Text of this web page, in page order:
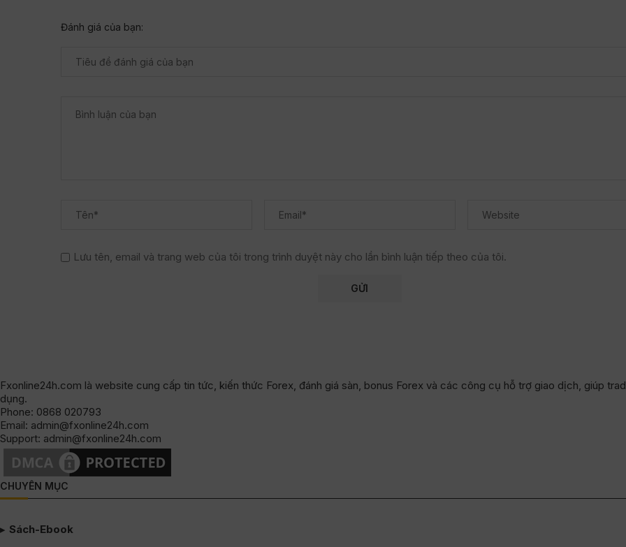
Đánh giá của bạn:
Lưu tên, email và trang web của tôi trong trình duyệt này cho lần bình luận tiếp theo của tôi.
Fxonline24h.com là website cung cấp tin tức, kiến thức Forex, đánh giá sàn, bonus Forex và các công cụ hỗ trợ giao dịch, giúp
dụng.
Phone: 0868 020793
Email: admin@fxonline24h.com
Support: admin@fxonline24h.com
CHUYÊN MỤC
Sách-Ebook